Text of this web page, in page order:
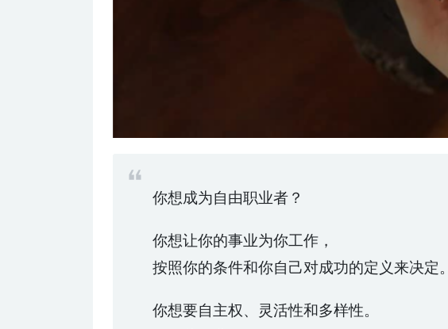
你想成为自由职业者？
你想让你的事业为你工作，
按照你的条件和你自己对成功的定义来决定。
你想要自主权、灵活性和多样性。